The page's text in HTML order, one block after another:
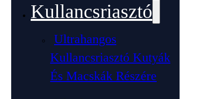
Kullancsriasztó
Ultrahangos
Kullancsriasztó Kutyák
És Macskák Részére